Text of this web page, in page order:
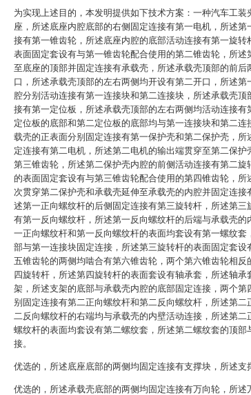
为实现上述目的，本发明提供如下技术方案：一种汽车工装
座，所述底座内腔底部的右侧固定连接有第一电机，所述第
接有第一锥齿轮，所述底座内腔的底部活动连接有第一旋转
表面固定套设有与第一锥齿轮配合使用的第二锥齿轮，所述
至底座的顶部并固定连接有承载壳，所述承载壳顶部的前后
口，所述承载壳顶部的左右两侧均开设有第二开口，所述第
腔分别活动连接有第一连接块和第二连接块，所述承载壳顶
接有第一定位板，所述承载壳顶部的左右两侧均活动连接有
定位板的底部和第二定位板的底部均与第一连接块和第二连
载壳的正表面分别固定连接有第一保护壳和第二保护壳，所
定连接有第二电机，所述第二电机的输出端贯穿至第二保护
第三锥齿轮，所述第二保护壳内腔的前侧活动连接有第二旋
的表面固定套设有与第三锥齿轮配合使用的第四锥齿轮，所
次贯穿第二保护壳和承载壳延伸至承载壳的内腔并固定连接
述第一正向螺纹杆的后侧固定连接有第三旋转杆，所述第三
有第一反向螺纹杆，所述第一反向螺纹杆的后端与承载壳的
一正向螺纹杆和第一反向螺纹杆的表面均套设有第一螺纹套
部与第一连接块固定连接，所述第三旋转杆的表面固定套设
五锥齿轮的两侧均啮合有第六锥齿轮，两个第六锥齿轮相反
四旋转杆，所述第四旋转杆的表面套设有轴承套，所述轴承
架，所述支架的底部与承载壳内腔的底部固定连接，两个第
别固定连接有第二正向螺纹杆和第二反向螺纹杆，所述第二
二反向螺纹杆的右端均与承载壳的内壁活动连接，所述第二
螺纹杆的表面均套设有第二螺纹套，所述第二螺纹套的顶部
接。
优选的，所述底座底部的两侧均固定连接有支撑块，所述支
优选的，所述承载壳底部的两侧均固定连接有万向轮，所述